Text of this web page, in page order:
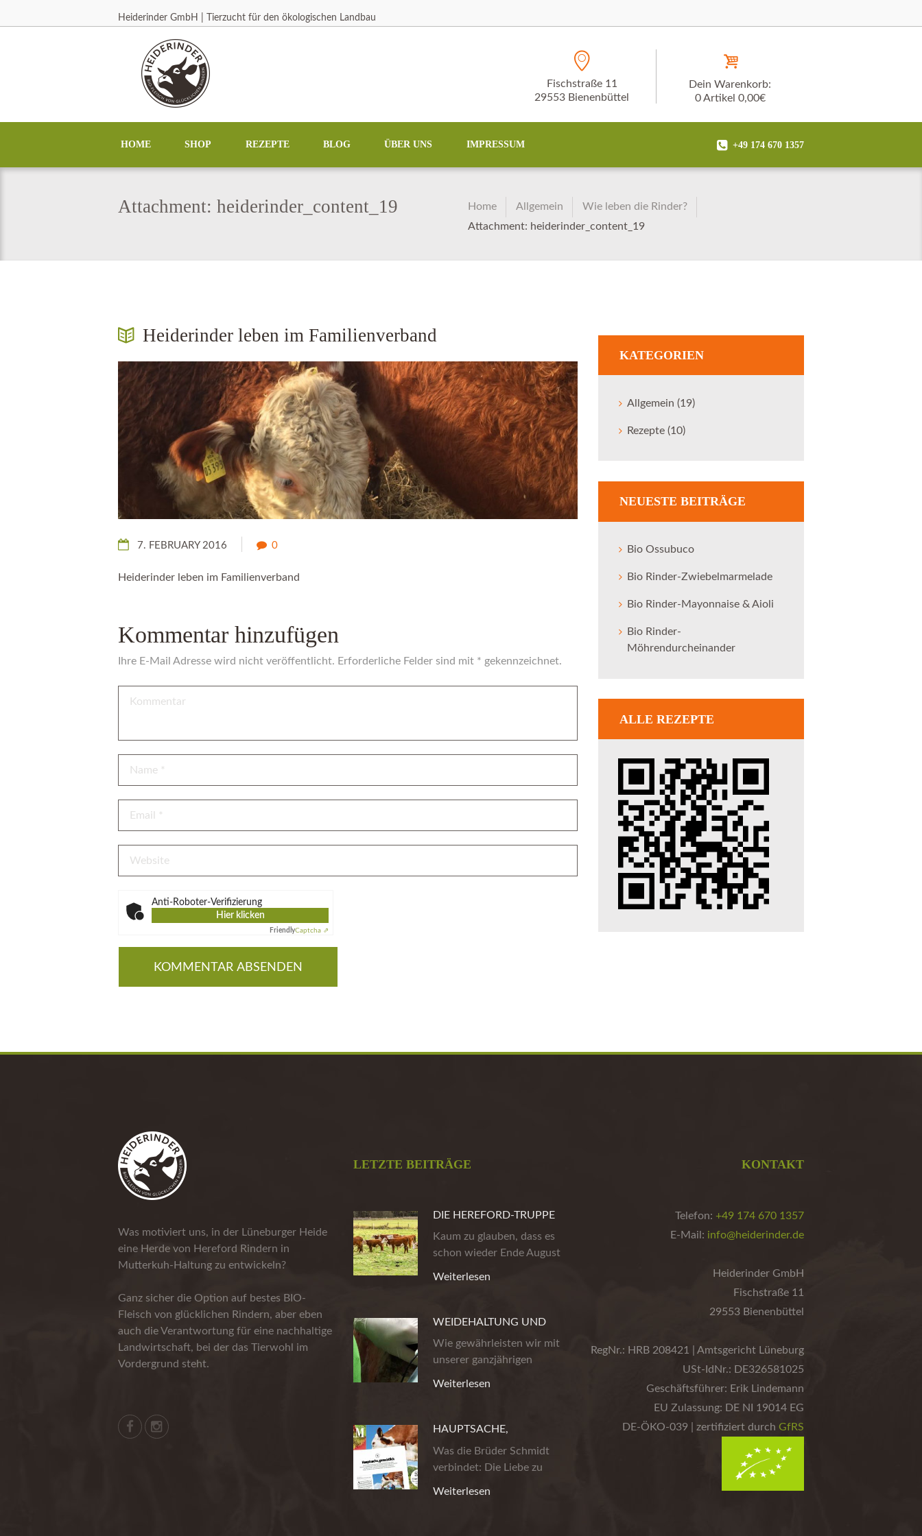
Heiderinder GmbH | Tierzucht für den ökologischen Landbau
Dein Warenkorb:
0 Artikel 0,00€
Fischstraße 11
29553 Bienenbüttel
HOME SHOP REZEPTE BLOG ÜBER UNS IMPRESSUM +49 174 670 1357
Attachment: heiderinder_content_19 Home Allgemein
Wie leben die Rinder?
Attachment: heiderinder_content_19
Heiderinder leben im Familienverband
Next item
7. FEBRUARY 2016 0
Heiderinder leben im Familienverband
Kommentar hinzufügen
Ihre E-Mail Adresse wird nicht veröffentlicht. Erforderliche Felder sind mit * gekennzeichnet.
Anti-Roboter-Verifizierung
Hier klicken
FriendlyCaptcha ⇗
KATEGORIEN
Allgemein (19)
Rezepte(10)
NEUESTE BEITRÄGE
Bio Ossubuco
Bio Rinder-Zwiebelmarmelade
Bio Rinder-Mayonnaise & Aioli
Bio Rinder-
Möhrendurcheinander
ALLE REZEPTE
Was motiviert uns, in der Lüneburger Heide
eine Herde von Hereford Rindern in
Mutterkuh-Haltung zu entwickeln?
Ganz sicher die Option auf bestes BIO-
Fleisch von glücklichen Rindern, aber eben
auch die Verantwortung für eine nachhaltige
Landwirtschaft, bei der das Tierwohl im
Vordergrund steht.
LETZTE BEITRÄGE
DIE HEREFORD-TRUPPE
AUS DER HEIDE
Kaum zu glauben, dass es
schon wieder Ende August
Weiterlesen
WEIDEHALTUNG UND
PRODUKTSICHERHEIT
Wie gewährleisten wir mit
unserer ganzjährigen
Weiterlesen
HAUPTSACHE,
GEMUHTLICH!
Was die Brüder Schmidt
verbindet: Die Liebe zu
Weiterlesen
KONTAKT
Telefon: +49 174 670 1357
E-Mail: info@heiderinder.de
Heiderinder GmbH
Fischstraße 11
29553 Bienenbüttel
RegNr.: HRB 208421 | Amtsgericht Lüneburg
USt-IdNr.: DE326581025
Geschäftsführer: Erik Lindemann
EU Zulassung: DE NI 19014 EG
DE-ÖKO-039 | zertifiziert durch GfRS